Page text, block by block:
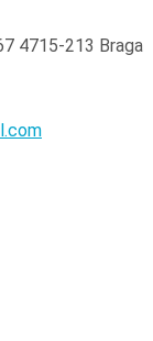
4715-213 Braga